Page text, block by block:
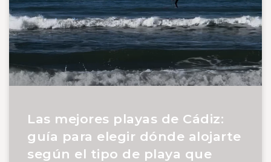
Las mejores playas de Cádiz:
guía para elegir dónde alojarte
según el tipo de playa que